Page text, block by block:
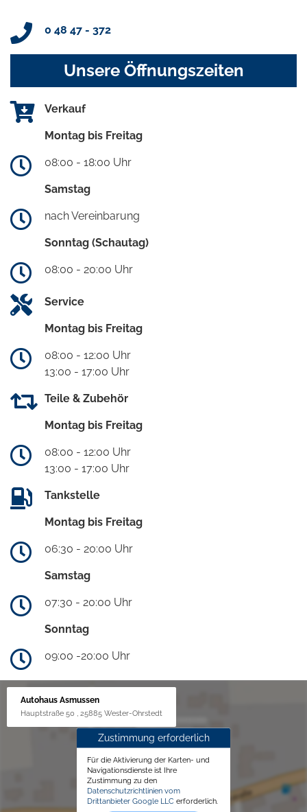
0 48 47 - 372
Unsere Öffnungszeiten
Verkauf
Montag bis Freitag
08:00 - 18:00 Uhr
Samstag
nach Vereinbarung
Sonntag (Schautag)
08:00 - 20:00 Uhr
Service
Montag bis Freitag
08:00 - 12:00 Uhr
13:00 - 17:00 Uhr
Teile & Zubehör
Montag bis Freitag
08:00 - 12:00 Uhr
13:00 - 17:00 Uhr
Tankstelle
Montag bis Freitag
06:30 - 20:00 Uhr
Samstag
07:30 - 20:00 Uhr
Sonntag
09:00 -20:00 Uhr
Autohaus Asmussen
Hauptstraße 50 , 25885 Wester-Ohrstedt
Zustimmung erforderlich
Für die Aktivierung der Karten- und
Navigationsdienste ist Ihre
Zustimmung zu den
Datenschutzrichtlinien vom
Drittanbieter Google LLC erforderlich.